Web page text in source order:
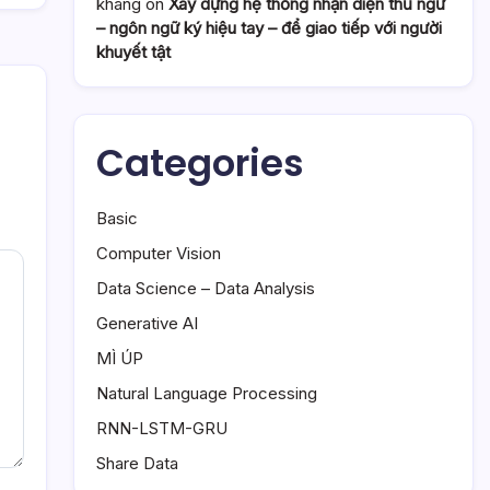
– ngôn ngữ ký hiệu tay – để giao tiếp với người
khuyết tật
Categories
Basic
Computer Vision
Data Science – Data Analysis
Generative AI
MÌ ÚP
Natural Language Processing
RNN-LSTM-GRU
Share Data